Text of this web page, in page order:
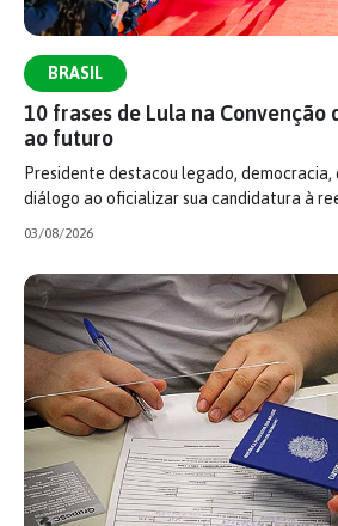
BRASIL
10 frases de Lula na Convenção
ao futuro
Presidente destacou legado, democracia,
diálogo ao oficializar sua candidatura à
03/08/2026